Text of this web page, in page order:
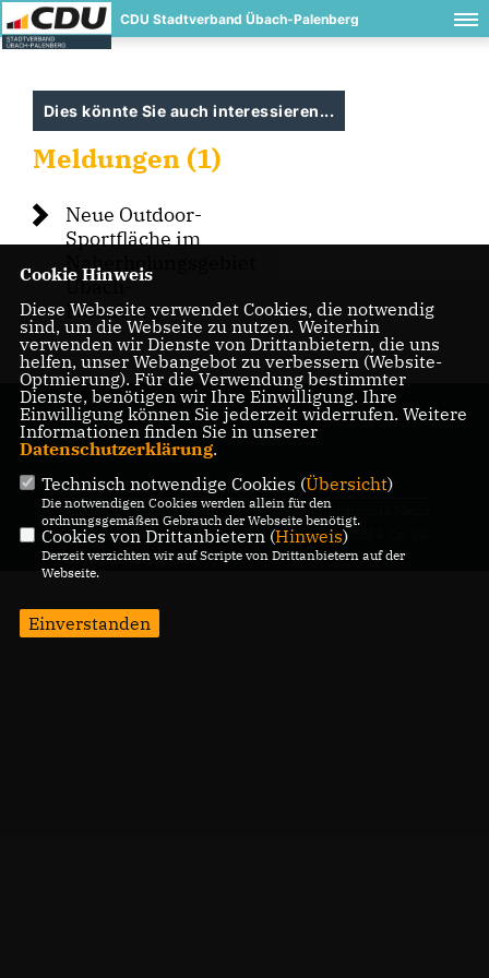
CDU Stadtverband Übach-Palenberg
Dies könnte Sie auch interessieren...
Meldungen (1)
Neue Outdoor-
Sportfläche im
Naherholungsgebiet
Übach-
Palenberg
IMPRESSUM DATENSCHUTZ KONTAKT
@2026 CDU Stadtverband
Übach-Palenberg
Alle Rechte vorbehalten.
Realisation: Sharkness Media
GmbH & Co. KG
Cookie Hinweis
Diese Webseite verwendet Cookies, die notwendig
sind, um die Webseite zu nutzen. Weiterhin
verwenden wir Dienste von Drittanbietern, die uns
helfen, unser Webangebot zu verbessern (Website-
Optmierung). Für die Verwendung bestimmter
Dienste, benötigen wir Ihre Einwilligung. Ihre
Einwilligung können Sie jederzeit widerrufen. Weitere
Informationen finden Sie in unserer
Datenschutzerklärung.
Technisch notwendige Cookies (Übersicht)
Die notwendigen Cookies werden allein für den
ordnungsgemäßen Gebrauch der Webseite benötigt.
Cookies von Drittanbietern (Hinweis)
Derzeit verzichten wir auf Scripte von Drittanbietern auf der
Webseite.
Einverstanden